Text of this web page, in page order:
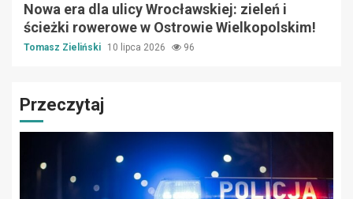
Nowa era dla ulicy Wrocławskiej: zieleń i
ścieżki rowerowe w Ostrowie Wielkopolskim!
Tomasz Zieliński 10 lipca 2026 96
Przeczytaj